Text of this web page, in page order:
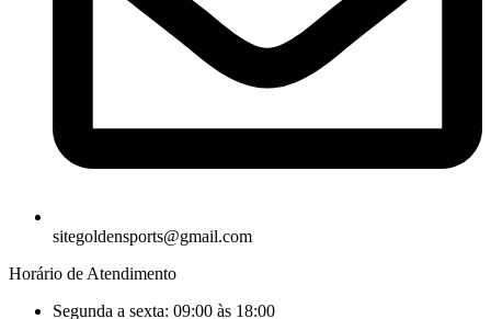
sitegoldensports@gmail.com
Horário de Atendimento
Segunda a sexta: 09:00 às 18:00